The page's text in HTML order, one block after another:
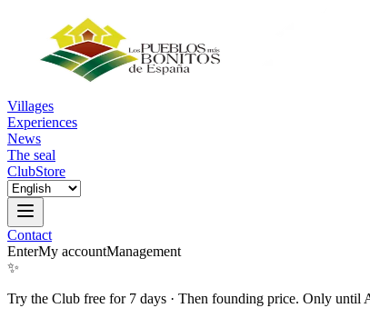
Villages
Experiences
News
The seal
ClubStore
Contact
EnterMy accountManagement
✨
Try the Club free for 7 days · Then founding price. Only until